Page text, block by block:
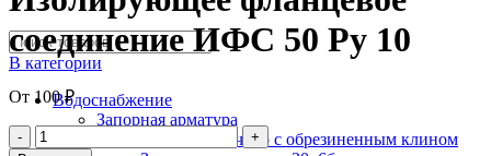
В категории
Водоснабжение
Запорная арматура
Задвижка 30ч39р с обрезиненным клином
соединение ИФС 50 Ру 10
От 100₽